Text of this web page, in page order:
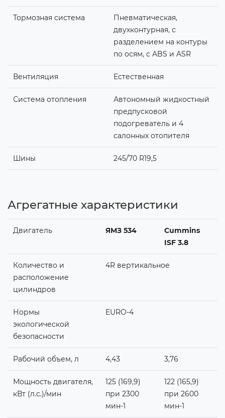
Тормозная система
Пневматическая,
двухконтурная, с
разделением на контуры
по осям, с ABS и ASR
Вентиляция Естественная
Система отопления
Автономный жидкостный
предпусковой
подогреватель и 4
салонных отопителя
Шины 245/70 R19,5
Агрегатные характеристики
Двигатель ЯМЗ 534
Cummins
ISF 3.8
Количество и
расположение
цилиндров
4R вертикальное
Нормы
экологической
безопасности
ЕURO-4
Рабочий объем, л 4,43 3,76
Мощность двигателя,
кВт (л.с.)/мин
125 (169,9)
при 2300
мин-1
122 (165,9)
при 2600
мин-1